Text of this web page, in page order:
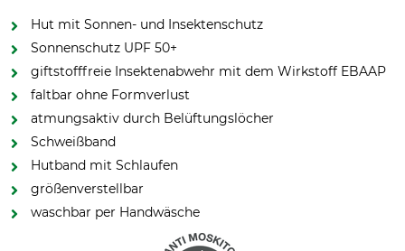
Hut mit Sonnen- und Insektenschutz
Sonnenschutz UPF 50+
giftstofffreie Insektenabwehr mit dem Wirkstoff EBAAP
faltbar ohne Formverlust
atmungsaktiv durch Belüftungslöcher
Schweißband
Hutband mit Schlaufen
größenverstellbar
waschbar per Handwäsche